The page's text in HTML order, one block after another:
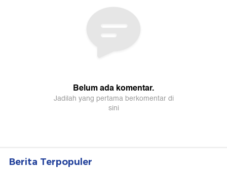
Berita Terpopuler